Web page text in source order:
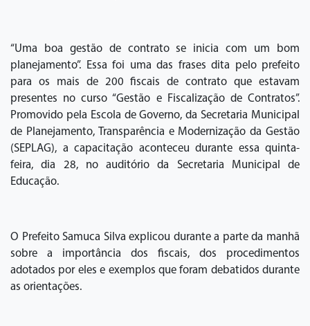
“Uma boa gestão de contrato se inicia com um bom
planejamento”. Essa foi uma das frases dita pelo prefeito
para os mais de 200 fiscais de contrato que estavam
presentes no curso “Gestão e Fiscalização de Contratos”.
Promovido pela Escola de Governo, da Secretaria Municipal
de Planejamento, Transparência e Modernização da Gestão
(SEPLAG), a capacitação aconteceu durante essa quinta-
feira, dia 28, no auditório da Secretaria Municipal de
Educação.
O Prefeito Samuca Silva explicou durante a parte da manhã
sobre a importância dos fiscais, dos procedimentos
adotados por eles e exemplos que foram debatidos durante
as orientações.